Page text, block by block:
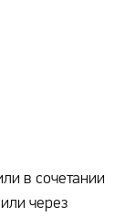
в сочетании
через